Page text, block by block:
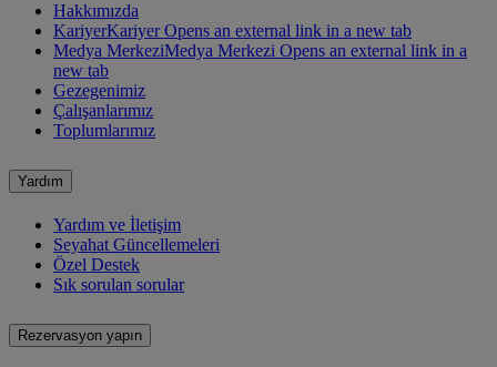
Hakkımızda
KariyerKariyer Opens an external link in a new tab
Medya MerkeziMedya Merkezi Opens an external link in a
new tab
Gezegenimiz
Çalışanlarımız
Toplumlarımız
Yardım
Yardım ve İletişim
Seyahat Güncellemeleri
Özel Destek
Sık sorulan sorular
Rezervasyon yapın